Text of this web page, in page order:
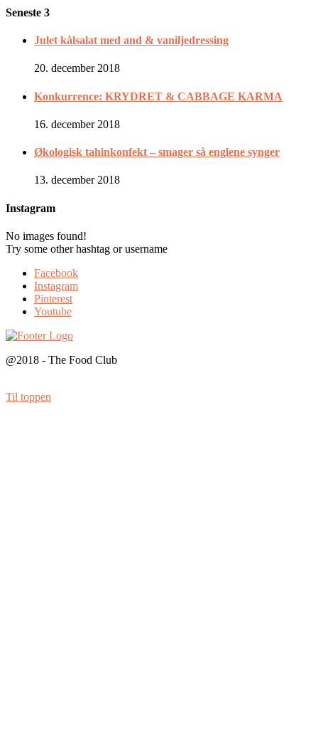
Seneste 3
Julet kålsalat med and & vaniljedressing
20. december 2018
Konkurrence: KRYDRET & CABBAGE KARMA
16. december 2018
Økologisk tahinkonfekt – smager så englene synger
13. december 2018
Instagram
No images found!
Try some other hashtag or username
Facebook
Instagram
Pinterest
Youtube
@2018 - The Food Club
Til toppen